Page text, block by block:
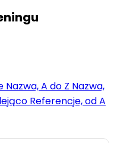
Nazwa, A do Z Nazwa,
Referencje, od A